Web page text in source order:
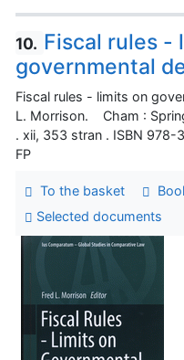
10. Fiscal rules -
governmental
Fiscal rules - limits on
L. Morrison. Cham :
. xii, 353 stran . ISBN
FP
To the basket
Selected documents